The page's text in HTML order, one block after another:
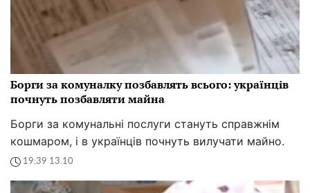
Борги за комуналку позбавлять всього: українців
почнуть позбавляти майна
Борги за комунальні послуги стануть справжнім
кошмаром, і в українців почнуть вилучати майно.
19:39 13.10